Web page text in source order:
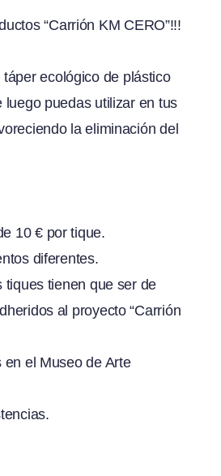
“Carrión KM CERO”!!!
ecológico de plástico
luego puedas utilizar en tus
la eliminación del
10 € por tique.
diferentes.
tiques tienen que ser de
al proyecto “Carrión
en el Museo de Arte